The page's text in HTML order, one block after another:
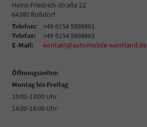
Heinz-Friedrich-Straße 22
64380 Roßdorf
Telefon:
+49 6154 5898861
Telefax:
+49 6154 5898863
E-Mail:
kontakt@automobile-wentland.de
Öffnungszeiten
Montag bis Freitag
10:00-13:00 Uhr
14:00-18:00 Uhr